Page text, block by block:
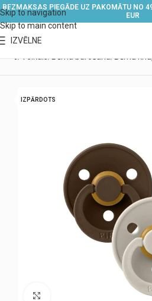
Skip to navigation
Skip to main content
BEZMAKSAS PIEGĀDE UZ PAKOMĀTU NO
EUR
IZVĒLNE
IZPĀRDOTS
Noklikšķiniet, lai palielinātu